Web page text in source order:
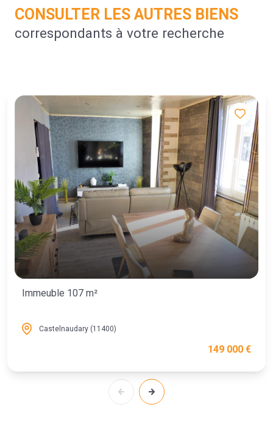
CONSULTER LES AUTRES BIENS
correspondants à votre recherche
Immeuble 107 m²
Castelnaudary (11400)
149 000 €